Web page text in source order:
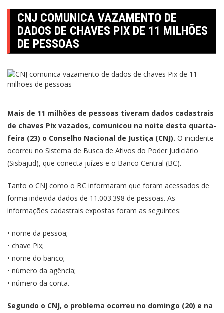
CNJ COMUNICA VAZAMENTO DE
DADOS DE CHAVES PIX DE 11 MILHÕES
DE PESSOAS
Mais de 11 milhões de pessoas tiveram dados cadastrais
de chaves Pix vazados, comunicou na noite desta quarta-
feira (23) o Conselho Nacional de Justiça (CNJ). O incidente
ocorreu no Sistema de Busca de Ativos do Poder Judiciário
(Sisbajud), que conecta juízes e o Banco Central (BC).
Tanto o CNJ como o BC informaram que foram acessados de
forma indevida dados de 11.003.398 de pessoas. As
informações cadastrais expostas foram as seguintes:
• nome da pessoa;
• chave Pix;
• nome do banco;
• número da agência;
• número da conta.
Segundo o CNJ, o problema ocorreu no domingo (20) e na